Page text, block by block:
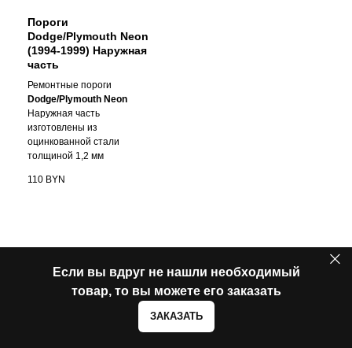
Пороги
Dodge/Plymouth Neon
(1994-1999) Наружная
часть
Ремонтные пороги
Dodge/Plymouth Neon
Наружная часть
изготовлены из
оцинкованной стали
толщиной 1,2 мм
110 BYN
Если вы вдруг не нашли необходимый
товар, то вы можете его заказать
ЗАКАЗАТЬ